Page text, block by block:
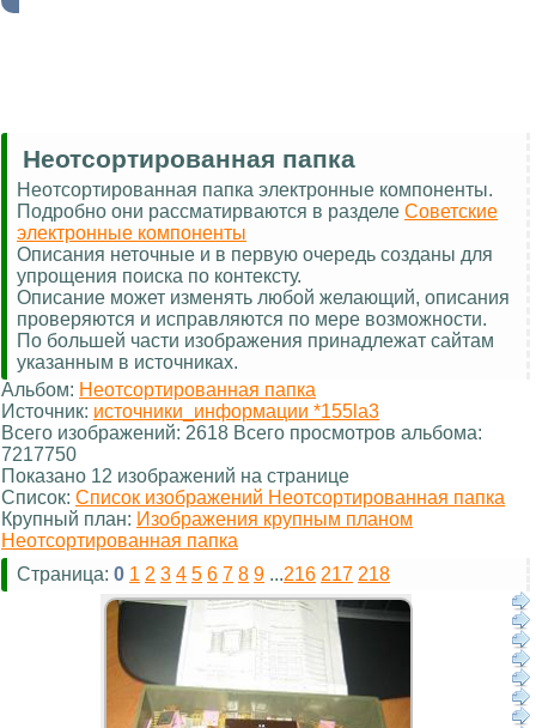
Неотсортированная папка
Неотсортированная папка электронные компоненты.
Подробно они рассматирваются в разделе Советские
электронные компоненты
Описания неточные и в первую очередь созданы для
упрощения поиска по контексту.
Описание может изменять любой желающий, описания
проверяются и исправляются по мере возможности.
По большей части изображения принадлежат сайтам
указанным в источниках.
Альбом: Неотсортированная папка
Источник: источники_информации *155la3
Всего изображений: 2618 Всего просмотров альбома:
7217750
Показано 12 изображений на странице
Список: Список изображений Неотсортированная папка
Крупный план: Изображения крупным планом
Неотсортированная папка
Страница: 0 1 2 3 4 5 6 7 8 9 ...216 217 218